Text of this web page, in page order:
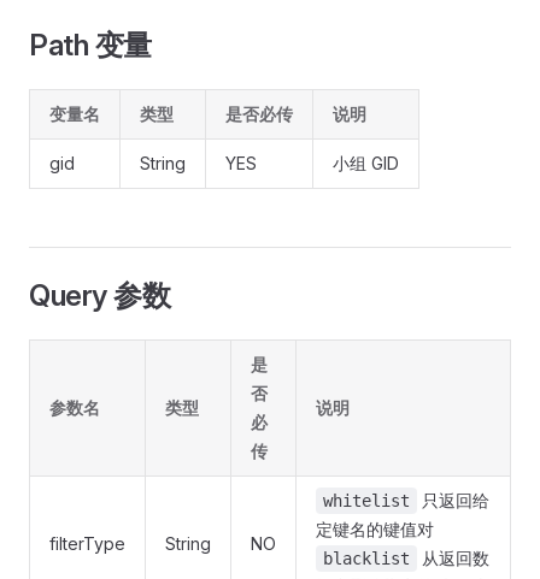
Path 变量
变量名 类型 是否必传 说明
gid String YES 小组 GID
Query 参数
参数名 类型
是
否
必
传
说明
filterType String NO
whitelist
只返回给
定键名的键值对
blacklist
从返回数